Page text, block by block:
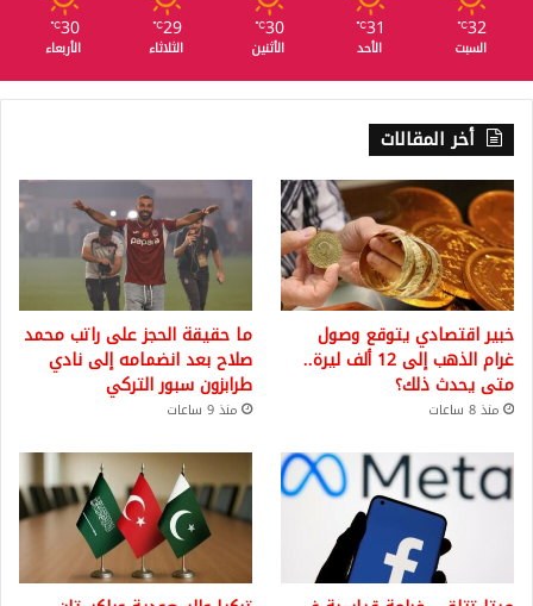
32
℃
السبت
31
℃
الأحد
30
℃
الأثنين
29
℃
الثلاثاء
30
℃
الأربعاء
أخر المقالات
خبير اقتصادي يتوقع وصول
غرام الذهب إلى 12 ألف ليرة..
متى يحدث ذلك؟
منذ 8 ساعات
ما حقيقة الحجز على راتب محمد
صلاح بعد انضمامه إلى نادي
طرابزون سبور التركي
منذ 9 ساعات